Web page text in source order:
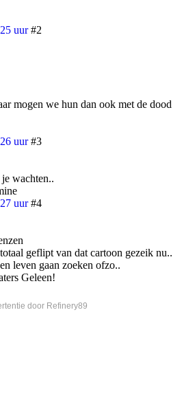
uur #2
mogen we hun dan ook met de dood
uur #3
wachten..
uur #4
geflipt van dat cartoon gezeik nu..
leven gaan zoeken ofzo..
Geleen!
door Refinery89